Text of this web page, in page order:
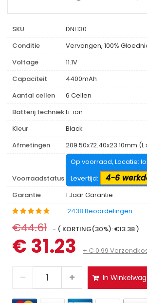
SKU
DNL130
Conditie
Vervangen, 100%
Voltage
11.1V
Capaciteit
4400mAh
Aantal cellen
6 Cellen
Batterij techniekLi-ion
Kleur
Black
Afmetingen
209.50x72.40x23.10mm (L
Voorraadstatus
Op voorraad, Locatie:
Levertijd:
4-6
Garantie
1 Jaar Garantie
2438 Beoordelingen
€44.61 - ( KORTING(30%): €13.38 )
€ 31.23 + € 0.99
In